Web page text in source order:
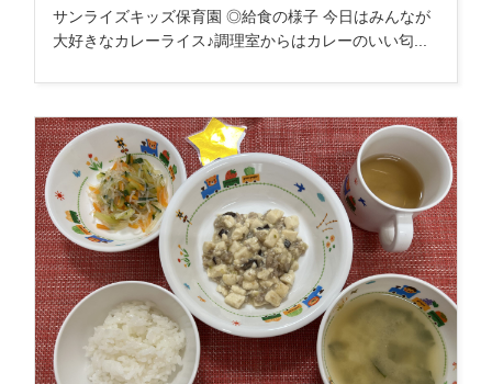
サンライズキッズ保育園 ◎給食の様子 今日はみんなが
大好きなカレーライス♪調理室からはカレーのいい匂...